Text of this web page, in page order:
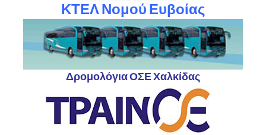
ΚΤΕΛ Νομού Ευβοίας
Δρομολόγια ΟΣΕ Χαλκίδας